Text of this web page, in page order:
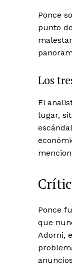
Ponce
punto
Los
El
lugar,
Ponce
que
Adorni,